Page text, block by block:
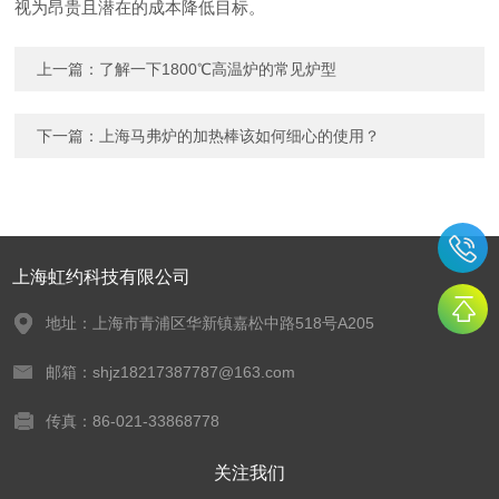
视为昂贵且潜在的成本降低目标。
上一篇： 了解一下1800℃高温炉的常见炉型
下一篇： 上海马弗炉的加热棒该如何细心的使用？
上海虹约科技有限公司
地址：上海市青浦区华新镇嘉松中路518号A205
邮箱：shjz18217387787@163.com
传真：86-021-33868778
关注我们